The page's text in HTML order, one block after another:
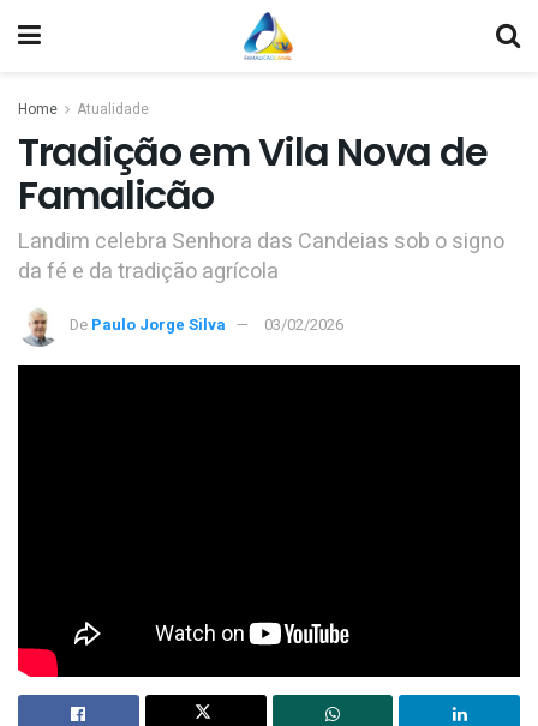
Home Atualidade
Tradição em Vila Nova de
Famalicão
Landim celebra Senhora das Candeias sob o signo
da fé e da tradição agrícola
De Paulo Jorge Silva 03/02/2026